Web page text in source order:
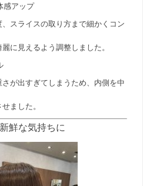
感アップ
スライスの取り方まで細かくコン
に見えるよう調整しました。
が出すぎてしまうため、内側を中
ました。
鮮な気持ちに